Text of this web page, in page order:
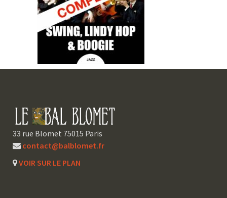
33 rue Blomet 75015 Paris
contact@balblomet.fr
VOIR SUR LE PLAN